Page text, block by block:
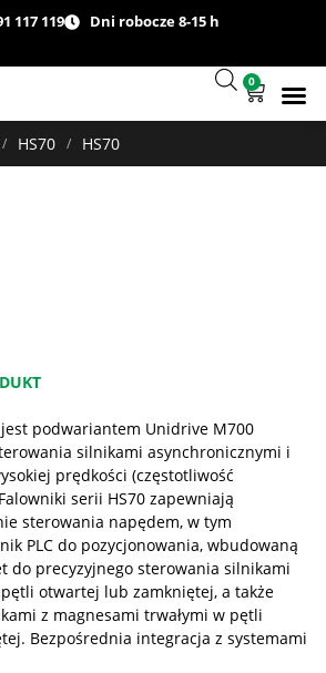
117 119 Dni robocze 8-15 h
0
/ HS70 / HS70
jest podwariantem Unidrive M700
silnikami asynchronicznymi i
prędkości (częstotliwość
serii HS70 zapewniają
sterowania napędem, w tym
PLC do pozycjonowania, wbudowaną
do precyzyjnego sterowania silnikami
otwartej lub zamkniętej, a także
z magnesami trwałymi w pętli
Bezpośrednia integracja z systemami